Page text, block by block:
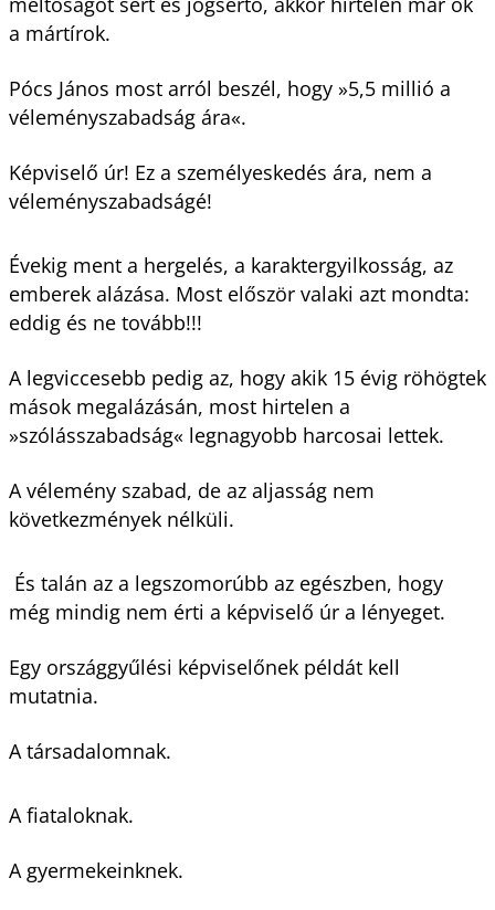
a mártírok.
Pócs János most arról beszél, hogy »5,5 millió a
véleményszabadság ára«.
Képviselő úr! Ez a személyeskedés ára, nem a
véleményszabadságé!
Évekig ment a hergelés, a karaktergyilkosság, az
emberek alázása. Most először valaki azt mondta:
eddig és ne tovább!!!
A legviccesebb pedig az, hogy akik 15 évig röhögtek
mások megalázásán, most hirtelen a
»szólásszabadság« legnagyobb harcosai lettek.
A vélemény szabad, de az aljasság nem
következmények nélküli.
És talán az a legszomorúbb az egészben, hogy
még mindig nem érti a képviselő úr a lényeget.
Egy országgyűlési képviselőnek példát kell
mutatnia.
A társadalomnak.
A fiataloknak.
A gyermekeinknek.